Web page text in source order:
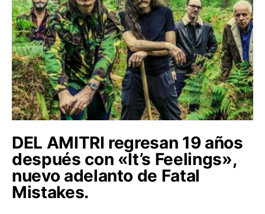
DEL AMITRI regresan 19 años
después con «It’s Feelings»,
nuevo adelanto de Fatal
Mistakes.